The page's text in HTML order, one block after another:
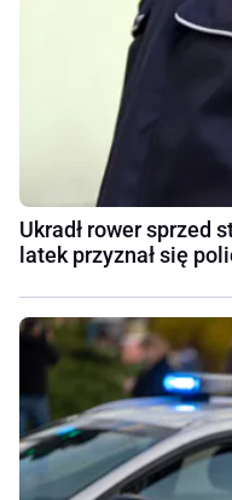
Ukradł rower sprzed
latek przyznał się